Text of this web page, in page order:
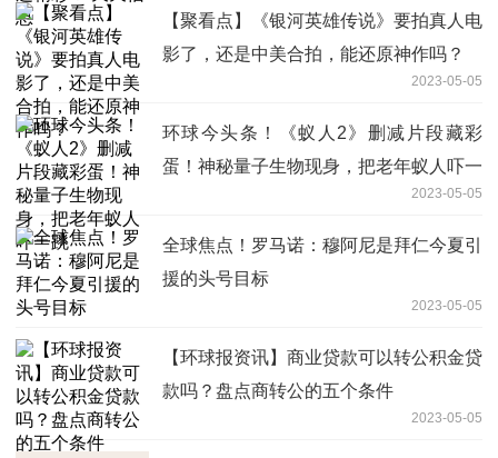
【聚看点】《银河英雄传说》要拍真人电
影了，还是中美合拍，能还原神作吗？
2023-05-05
环球今头条！《蚁人2》删减片段藏彩
蛋！神秘量子生物现身，把老年蚁人吓一
2023-05-05
全球焦点！罗马诺：穆阿尼是拜仁今夏引
援的头号目标
2023-05-05
【环球报资讯】商业贷款可以转公积金贷
款吗？盘点商转公的五个条件
2023-05-05